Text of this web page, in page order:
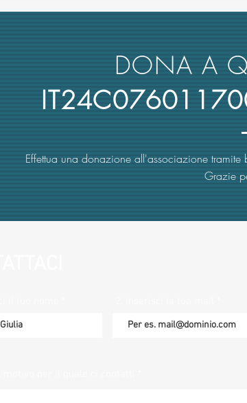
Vanvitelli
conto del merito
DONA A
Effettua una donazione all'associazione
Grazie